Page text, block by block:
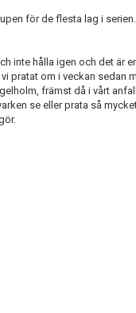
för de flesta lag i
inte hålla igen och det är
vi pratat om i veckan sedan
främst då i vårt
se eller prata så